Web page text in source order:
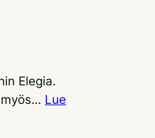
Elegia.
Lue